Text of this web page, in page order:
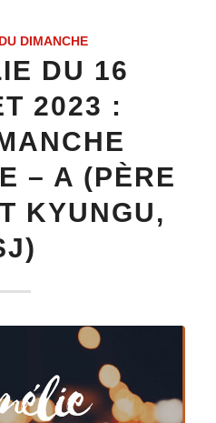
DIMANCHE
DU 16
2023 :
– A (PÈRE
KYUNGU,